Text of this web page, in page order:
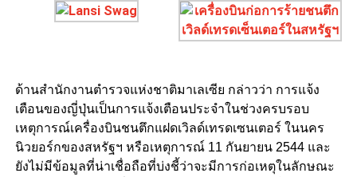
ด้านสำนักงานตำรวจแห่งชาติมาเลเซีย กล่าวว่า การแจ้ง
เตือนของญี่ปุ่นเป็นการแจ้งเตือนประจำในช่วงครบรอบ
เหตุการณ์เครื่องบินชนตึกแฝดเวิลด์เทรดเซนเตอร์ ในนคร
นิวยอร์กของสหรัฐฯ หรือเหตุการณ์ 11 กันยายน 2544 และ
ยังไม่มีข้อมูลที่น่าเชื่อถือที่บ่งชี้ว่าจะมีการก่อเหตุในลักษณะ